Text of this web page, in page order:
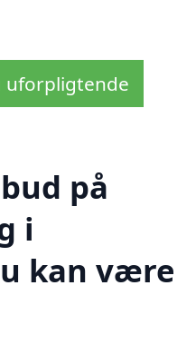
uforpligtende
på
i
kan være